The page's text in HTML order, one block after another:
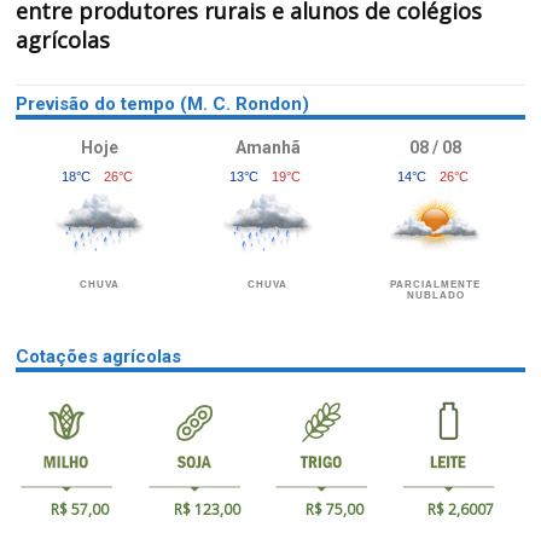
entre produtores rurais e alunos de colégios
agrícolas
Previsão do tempo (M. C. Rondon)
Hoje
18°C 26°C
CHUVA
Amanhã
13°C 19°C
CHUVA
08 / 08
14°C 26°C
PARCIALMENTE
NUBLADO
Cotações agrícolas
R$ 57,00 R$ 123,00 R$ 75,00 R$ 2,6007